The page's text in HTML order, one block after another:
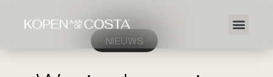
NIEUWS